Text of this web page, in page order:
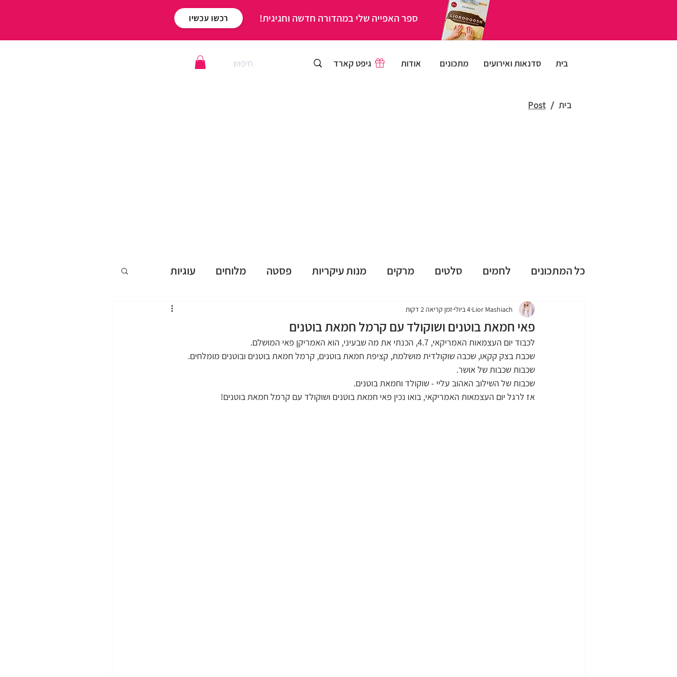
רכשו עכשיו ספר האפייה שלי במהדורה חדשה וחגיגית!
גיפט קארד אודות מתכונים סדנאות ואירועים בית
בית /
Post
כל המתכונים לחמים סלטים מרקים מנות עיקריות פסטה מלוחים עוגיות
עוגות שמרים עוגות בחושות פאי וטארט ללא אפייה
ללא גלוטן ללא מיקסר נומה טבעוני ארוחות בוקר גלידות וקפואים
טיפים וציוד למטבח חגי תשרי חנוכה פורים פסח יום העצמאות
פאי חמאת בוטנים ושוקולד עם קרמל חמאת בוטנים
Lior Mashiach 4 ביולי זמן קריאה 2 דקות
לכבוד יום העצמאות האמריקאי, 4.7, הכנתי את מה שבעיני, הוא האמריקן פאי המושלם.
שכבת בצק קקאו, שכבה שוקולדית מושלמת, קציפת חמאת בוטנים, קרמל חמאת בוטנים ובוטנים מומלחים.
שכבות שכבות של אושר.
שכבות של השילוב האהוב עליי - שוקולד וחמאת בוטנים.
אז לרגל יום העצמאות האמריקאי, בואו נכין פאי חמאת בוטנים ושוקולד עם קרמל חמאת בוטנים!